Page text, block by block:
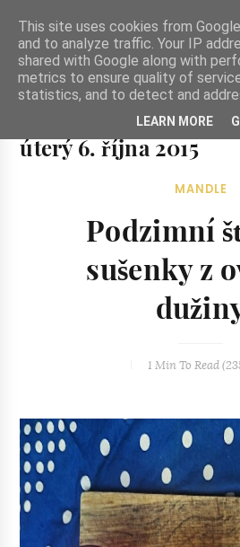
Ze zahrady do
Ze zahrady do
a skvělé jídlo.
úterý 6. října 2015
MANDLE
Podzimní
sušenky z
1 MinTo Read (
This site uses cookies from
and to analyze traffic. Your IP
shared with Google along with
metrics to ensure quality of
statistics, and to detect and
LEARN MORE